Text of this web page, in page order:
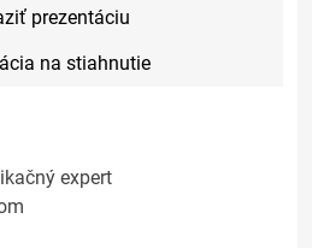
prezentáciu
na stiahnutie
expert